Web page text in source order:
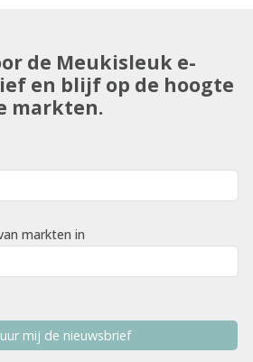
de Meukisleuk e-
en blijf op de hoogte
markten.
markten in
Ja, stuur mij de nieuwsbrief